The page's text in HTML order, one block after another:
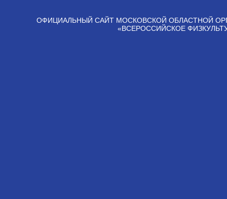
ОФИЦИАЛЬНЫЙ САЙТ МОСКОВСКОЙ ОБЛАСТНОЙ
«ВСЕРОССИЙСКОЕ